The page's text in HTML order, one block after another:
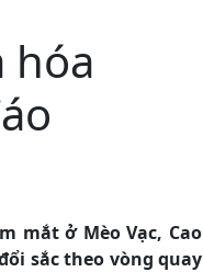
hóa
mắt ở Mèo Vạc, Cao
sắc theo vòng quay